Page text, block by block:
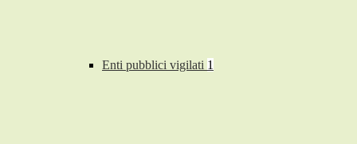
Enti pubblici vigilati 1